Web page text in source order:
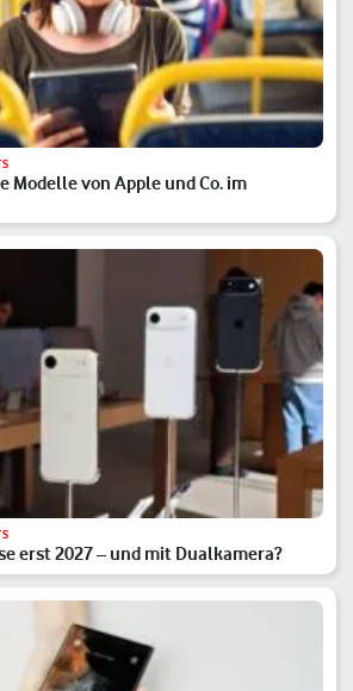
Modelle von Apple und Co. im
erst 2027 – und mit Dualkamera?